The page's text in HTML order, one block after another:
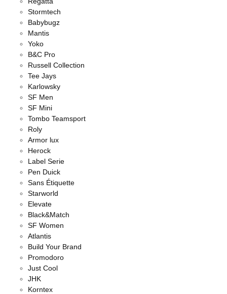
Stormtech
Babybugz
Mantis
Yoko
B&C Pro
Russell Collection
Tee Jays
Karlowsky
SF Men
SF Mini
Tombo Teamsport
Roly
Armor lux
Herock
Label Serie
Pen Duick
Sans Étiquette
Starworld
Elevate
Black&Match
SF Women
Atlantis
Build Your Brand
Promodoro
Just Cool
JHK
Korntex